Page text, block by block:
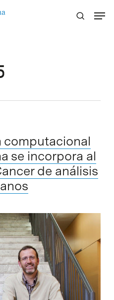
computacional
se incorpora al
de análisis